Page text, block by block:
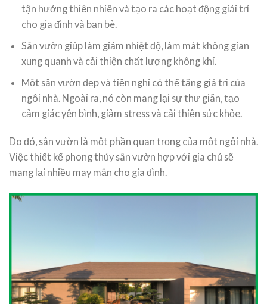
tận hưởng thiên nhiên và tạo ra các hoạt động giải trí
cho gia đình và bạn bè.
Sân vườn giúp làm giảm nhiệt độ, làm mát không gian
xung quanh và cải thiện chất lượng không khí.
Một sân vườn đẹp và tiện nghi có thể tăng giá trị của
ngôi nhà. Ngoài ra, nó còn mang lại sự thư giãn, tạo
cảm giác yên bình, giảm stress và cải thiện sức khỏe.
Do đó, sân vườn là một phần quan trọng của một ngôi nhà.
Việc thiết kế phong thủy sân vườn hợp với gia chủ sẽ
mang lại nhiều may mắn cho gia đình.